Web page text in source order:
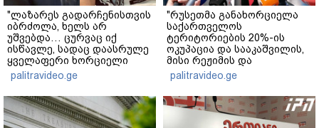
"ლაზარეს გადარჩენისთვის
იბრძოლა, ხელს არ
უშვებდა… ცურვაც იქ
ისწავლე, სადაც დაასრულე
ყველაფერი ხორციელი
ცხოვრებიდან" – რას წერს
ხობში დაღუპული დედა-
შვილის ახლობელი?
palitravideo.ge
"რუსეთმა განახორციელა
საქართველოს
ტერიტორიების 20%-ის
ოკუპაცია და სააკაშვილის,
მისი რეჟიმის და
"ნაცმოძრაობის" ღალატი
ვერანაირად ვერ
გადაფარავს ამ
დანაშაულს" - ირაკლი
palitravideo.ge